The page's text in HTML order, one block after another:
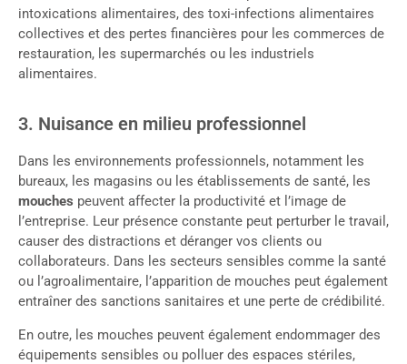
intoxications alimentaires, des toxi-infections alimentaires
collectives et des pertes financières pour les commerces de
restauration, les supermarchés ou les industriels
alimentaires.
3. Nuisance en milieu professionnel
Dans les environnements professionnels, notamment les
bureaux, les magasins ou les établissements de santé, les
mouches peuvent affecter la productivité et l’image de
l’entreprise. Leur présence constante peut perturber le travail,
causer des distractions et déranger vos clients ou
collaborateurs. Dans les secteurs sensibles comme la santé
ou l’agroalimentaire, l’apparition de mouches peut également
entraîner des sanctions sanitaires et une perte de crédibilité.
En outre, les mouches peuvent également endommager des
équipements sensibles ou polluer des espaces stériles,